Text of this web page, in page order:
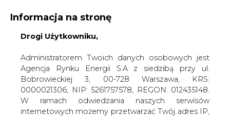
KONTAKT:
WYDAWCA PORTALU:
WYSOKI KONTRAST WIELKOŚĆ TEKSTU A A
ZALOGUJ SIĘ
Informacja na stronę
Drogi Użytkowniku,
Administratorem Twoich danych osobowych jest
Agencja Rynku Energii S.A z siedzibą przy ul.
Bobrowieckiej 3, 00-728 Warszawa, KRS:
0000021306, NIP: 5261757578, REGON: 012435148.
W ramach odwiedzania naszych serwisów
internetowych możemy przetwarzać Twój adres IP,